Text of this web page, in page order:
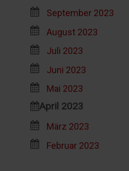
September 2023
August 2023
Juli 2023
Juni 2023
Mai 2023
April 2023
März 2023
Februar 2023